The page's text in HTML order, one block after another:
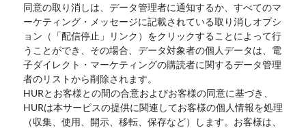
同意の取り消しは、データ管理者に通知するか、すべてのマ
ーケティング・メッセージに記載されている取り消しオプシ
ョン（「配信停止」リンク）をクリックすることによって行
うことができ、その場合、データ対象者の個人データは、電
子ダイレクト・マーケティングの購読者に関するデータ管理
者のリストから削除されます。
HURとお客様との間の合意およびお客様の同意に基づき、
HURは本サービスの提供に関連してお客様の個人情報を処理
（収集、使用、開示、移転、保存など）します。お客様は、